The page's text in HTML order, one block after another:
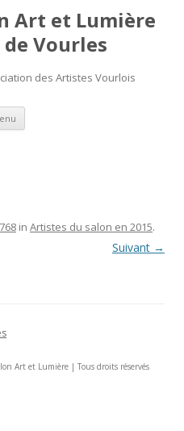
Art et Lumière
de Vourles
des Artistes Vourlois
Aller au contenu
in Artistes du salon en 2015.
Suivant →
Art et Lumière | Tous droits réservés